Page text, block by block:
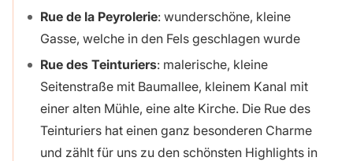
Rue de la Peyrolerie: wunderschöne, kleine
Gasse, welche in den Fels geschlagen wurde
Rue des Teinturiers: malerische, kleine
Seitenstraße mit Baumallee, kleinem Kanal mit
einer alten Mühle, eine alte Kirche. Die Rue des
Teinturiers hat einen ganz besonderen Charme
und zählt für uns zu den schönsten Highlights in